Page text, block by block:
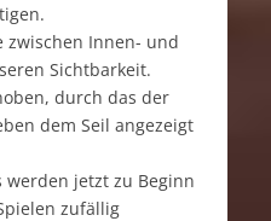
zwischen Innen- und
Sichtbarkeit.
durch das der
dem Seil angezeigt
werden jetzt zu Beginn
zufällig